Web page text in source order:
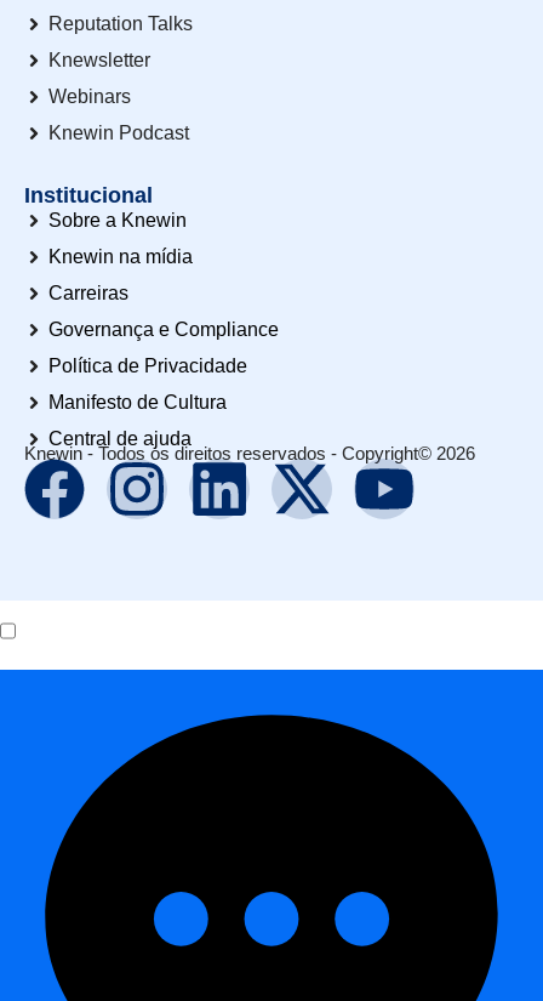
Reputation Talks
Knewsletter
Webinars
Knewin Podcast
Institucional
Sobre a Knewin
Knewin na mídia
Carreiras
Governança e Compliance
Política de Privacidade
Manifesto de Cultura
Central de ajuda
Knewin - Todos os direitos reservados - Copyright© 2026